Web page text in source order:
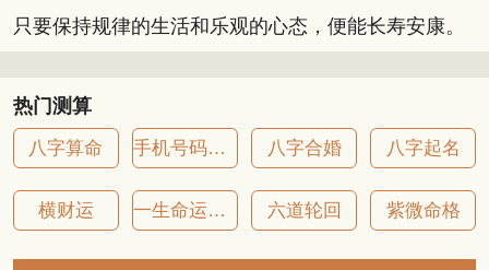
只要保持规律的生活和乐观的心态，便能长寿安康。
热门测算
八字算命 手机号码吉凶 八字合婚 八字起名
横财运 一生命运详批 六道轮回 紫微命格